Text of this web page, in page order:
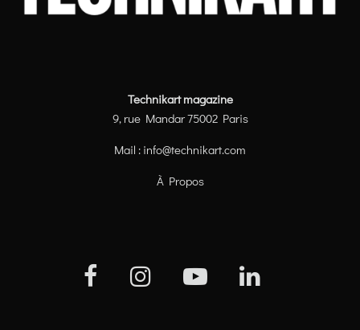
Technikart magazine
9, rue Mandar 75002 Paris
Mail : info@technikart.com
À Propos